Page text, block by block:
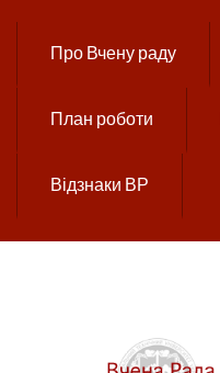
Про Вчену раду
План роботи
Відзнаки ВР